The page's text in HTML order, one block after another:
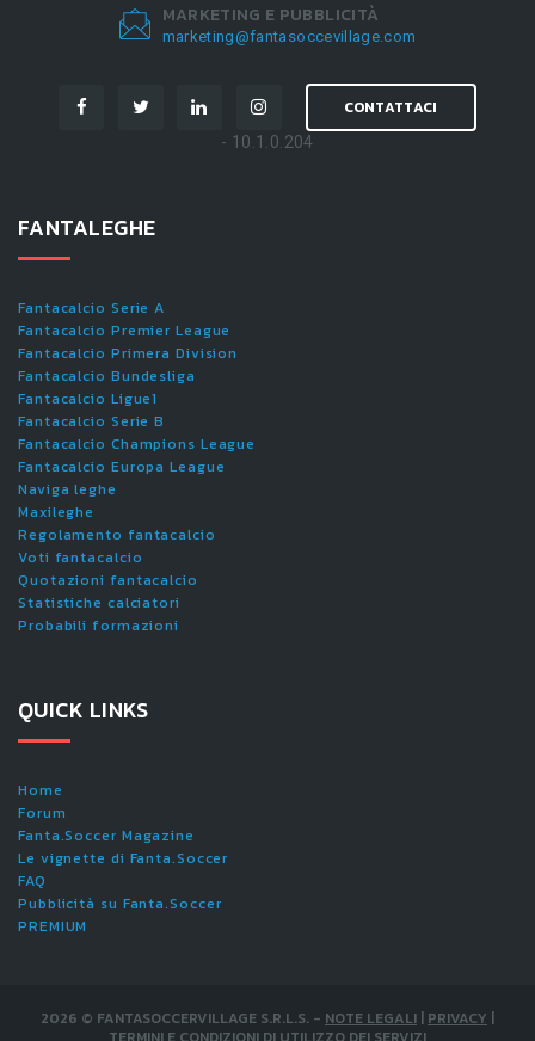
MARKETING E PUBBLICITÀ
marketing@fantasoccevillage.com
CONTATTACI
- 10.1.0.204
FANTALEGHE
Fantacalcio Serie A
Fantacalcio Premier League
Fantacalcio Primera Division
Fantacalcio Bundesliga
Fantacalcio Ligue1
Fantacalcio Serie B
Fantacalcio Champions League
Fantacalcio Europa League
Naviga leghe
Maxileghe
Regolamento fantacalcio
Voti fantacalcio
Quotazioni fantacalcio
Statistiche calciatori
Probabili formazioni
QUICK LINKS
Home
Forum
Fanta.Soccer Magazine
Le vignette di Fanta.Soccer
FAQ
Pubblicità su Fanta.Soccer
PREMIUM
2026 © FANTASOCCERVILLAGE S.R.L.S. - NOTE LEGALI | PRIVACY |